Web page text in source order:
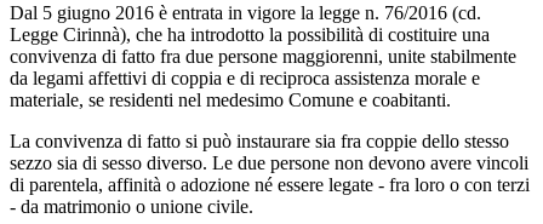
Dal 5 giugno 2016 è entrata in vigore la legge n. 76/2016 (cd.
Legge Cirinnà), che ha introdotto la possibilità di costituire una
convivenza di fatto fra due persone maggiorenni, unite stabilmente
da legami affettivi di coppia e di reciproca assistenza morale e
materiale, se residenti nel medesimo Comune e coabitanti.
La convivenza di fatto si può instaurare sia fra coppie dello stesso
sezzo sia di sesso diverso. Le due persone non devono avere vincoli
di parentela, affinità o adozione né essere legate - fra loro o con terzi
- da matrimonio o unione civile.